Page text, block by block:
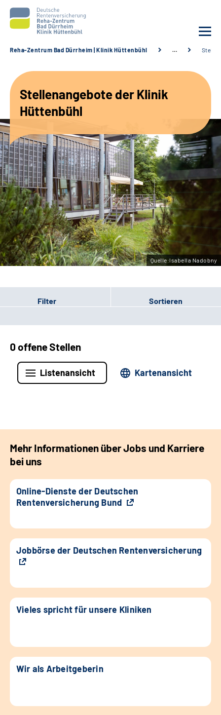
Unsere Angebote
Karriere
Sozialdienste & Zuweisende
Suche
Leichte Sprache
Gebärdensprache
Reha-Zentrum Bad Dürrheim | Klinik Hüttenbühl …
Stellenangebote der Klinik
Hüttenbühl
Quelle:Isabella Nadobny
Filter Sortieren
0 offene Stellen
Listenansicht Kartenansicht
Mehr Informationen über Jobs und Karriere
bei uns
Online-Dienste der Deutschen
Rentenversicherung Bund
Jobbörse der Deutschen Rentenversicherung
Vieles spricht für unsere Kliniken
Wir als Arbeitgeberin